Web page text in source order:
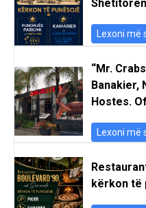
Lexoni më
“Mr.
Banakier,
Hostes.
Lexoni më
kërkon të